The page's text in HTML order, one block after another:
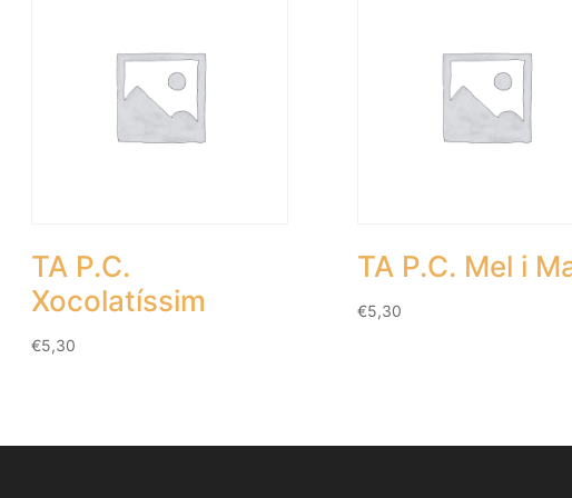
TA P.C.
Xocolatíssim
€5,30
TA P.C. Mel i
€5,30